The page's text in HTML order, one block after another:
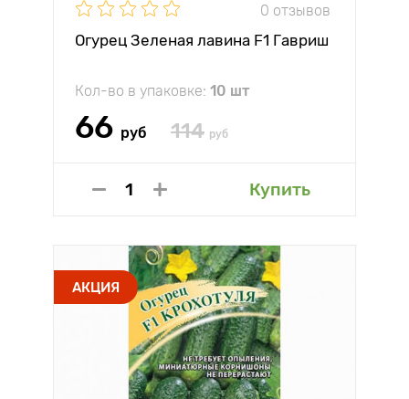
0 отзывов
Огурец Зеленая лавина F1 Гавриш
Кол-во в упаковке: 10 шт
66 руб 114 руб
Купить
АКЦИЯ